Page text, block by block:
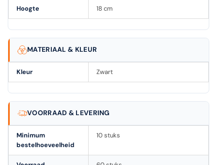
Hoogte 18 cm
MATERIAAL & KLEUR
Kleur Zwart
VOORRAAD & LEVERING
Minimum
bestelhoeveelheid
10 stuks